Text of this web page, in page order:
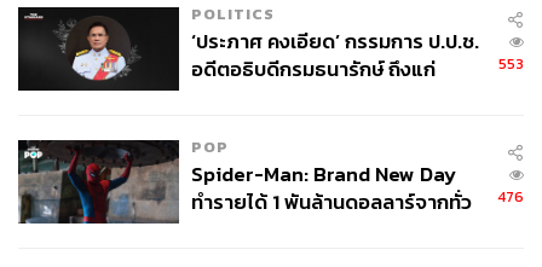
POLITICS
‘ประภาศ คงเอียด’ กรรมการ ป.ป.ช.
อดีตอธิบดีกรมธนารักษ์ ถึงแก่
553
POP
Spider-Man: Brand New Day
ทำรายได้ 1 พันล้านดอลลาร์จากทั่ว
476